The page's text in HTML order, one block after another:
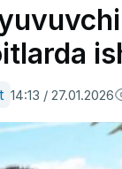
14:13 / 27.01.2026